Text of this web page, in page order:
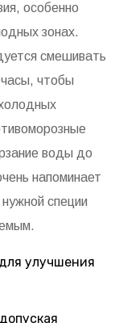
особенно
зонах.
смешивать
часы, чтобы
воды до
напоминает
специи
улучшения